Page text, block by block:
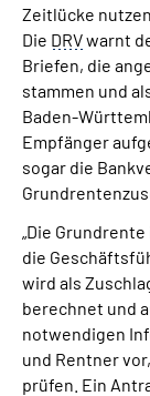
Suche
Zeitlücke
Die DRVwarnt
Briefen, die
stammen und
Baden-
Empfänger
sogar die
„Die
die
wird als
berechnet und
notwendigen
und Rentner
prüfen. Ein